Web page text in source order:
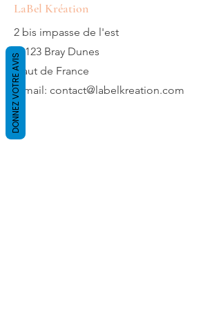
LaBel Kréation
2 bis impasse de l'est
59123 Bray Dunes
Haut de France
E-mail: contact@labelkreation.com
DONNEZ VOTRE AVIS